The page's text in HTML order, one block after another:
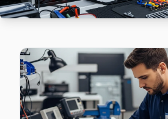
Huzur Yumatu Servis
Kağıthane TV Servis Merkezi →
Nurtepe Yumatu Servis
Nurtepe sakinlerine özel: